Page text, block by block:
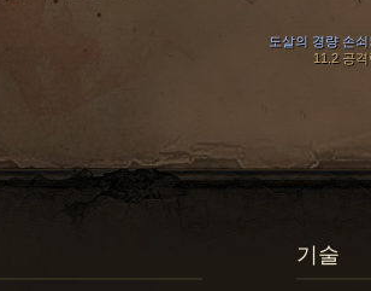
도살의 경량 손쇠
11.2 공격
기술